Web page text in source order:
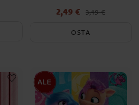
Nykyinen hinta
Edellinen hinta
2,49 € 3,49 €
OSTA